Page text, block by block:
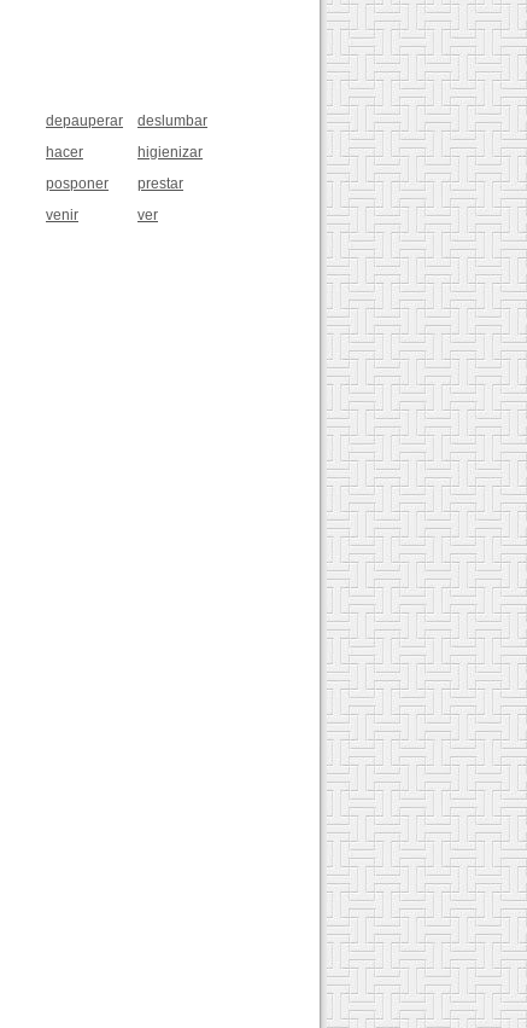
depauperar
deslumbar
hacer
higienizar
posponer
prestar
venir
ver